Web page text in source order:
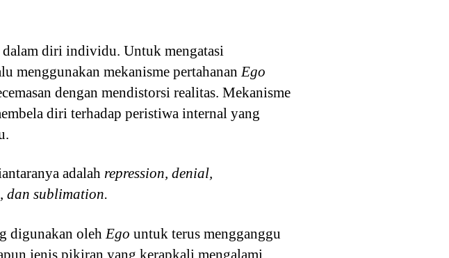
diri individu. Untuk mengatasi
menggunakan mekanisme pertahananEgo
dengan mendistorsi realitas. Mekanisme
diri terhadap peristiwa internal yang
adalah repression, denial,
dan sublimation.
digunakan oleh Ego untuk terus mengganggu
jenis pikiran yang kerapkali mengalami